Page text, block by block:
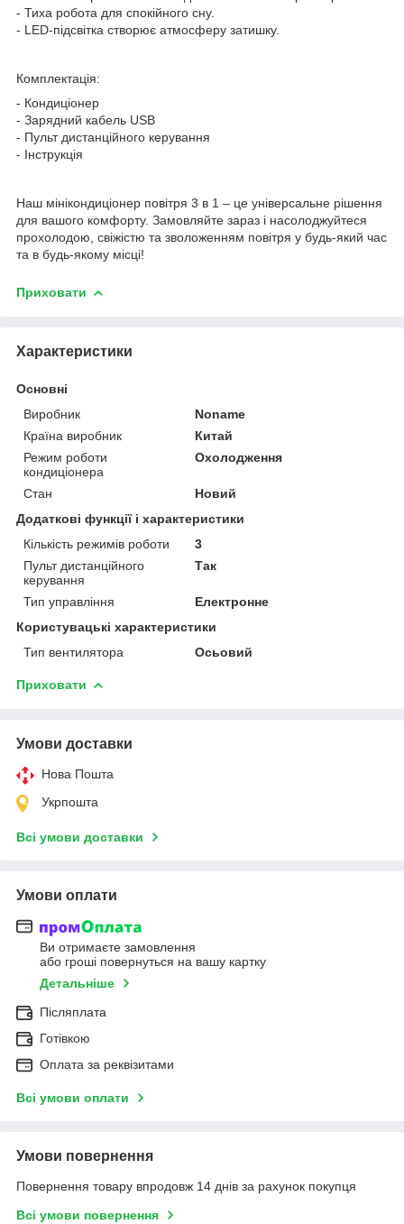
- Тиха робота для спокійного сну.
- LED-підсвітка створює атмосферу затишку.
Комплектація:
- Кондиціонер
- Зарядний кабель USB
- Пульт дистанційного керування
- Інструкція
Наш мінікондиціонер повітря 3 в 1 – це універсальне рішення
для вашого комфорту. Замовляйте зараз і насолоджуйтеся
прохолодою, свіжістю та зволоженням повітря у будь-який час
та в будь-якому місці!
Приховати
Характеристики
Основні
Виробник
Noname
Країна виробник
Китай
Режим роботи
кондиціонера
Охолодження
Стан
Новий
Додаткові функції і характеристики
Кількість режимів роботи
3
Пульт дистанційного
керування
Так
Тип управління
Електронне
Користувацькі характеристики
Тип вентилятора
Осьовий
Приховати
Умови доставки
Нова Пошта
Укрпошта
Всі умови доставки
Умови оплати
Ви отримаєте замовлення
або гроші повернуться на вашу картку
Детальніше
Післяплата
Готівкою
Оплата за реквізитами
Всі умови оплати
Умови повернення
Повернення товару впродовж 14 днів за рахунок покупця
Всі умови повернення